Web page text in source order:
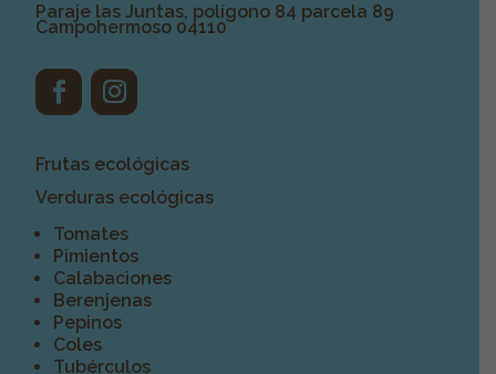
Paraje las Juntas, polígono 84 parcela 89
Campohermoso 04110
Frutas ecológicas
Verduras ecológicas
Tomates
Pimientos
Calabaciones
Berenjenas
Pepinos
Coles
Tubérculos